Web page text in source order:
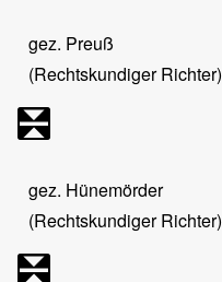
gez. Preuß
(Rechtskundiger Richter)
gez. Hünemörder
(Rechtskundiger Richter)